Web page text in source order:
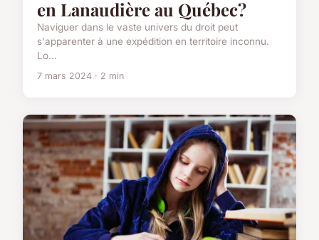
en Lanaudière au Québec?
Naviguer dans le vaste univers du droit peut
s'apparenter à une expédition en territoire inconnu.
Lo...
7 mars 2024 · 2 min